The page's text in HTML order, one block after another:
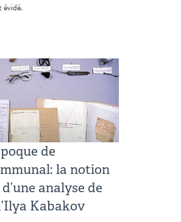
évidé.
de
la notion
analyse de
Kabakov